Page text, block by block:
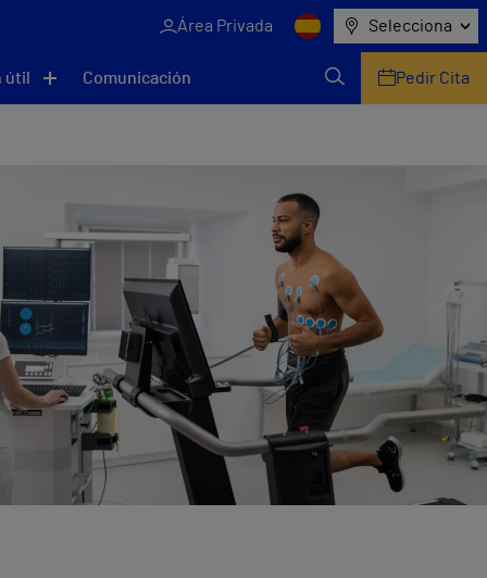
Área Privada Selecciona
útil Comunicación Pedir Cita